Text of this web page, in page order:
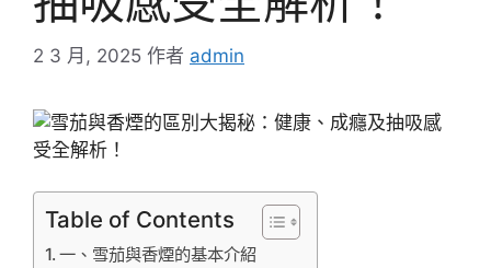
2 3 月, 2025 作者 admin
Table of Contents
一、雪茄與香煙的基本介紹